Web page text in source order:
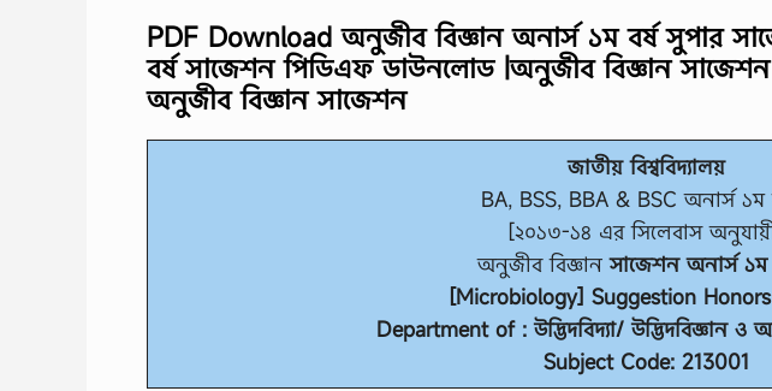
PDF Download অনুজীব বিজ্ঞান অনার্স ১ম বর্ষ সুপার
বর্ষ সাজেশন পিডিএফ ডাউনলোড |অনুজীব বিজ্ঞান সাজেশন
অনুজীব বিজ্ঞান সাজেশন
জাতীয় বিশ্ববিদ্যালয়
BA, BSS, BBA & BSC অনার্স ১ম
[২০১৩-১৪ এর সিলেবাস
অনুজীব বিজ্ঞানসাজেশন অনার্স ১ম
[Microbiology] Suggestion
Department of : উদ্ভিদবিদ্যা/ উদ্ভিদবিজ্ঞান ও
Subject Code: 213001